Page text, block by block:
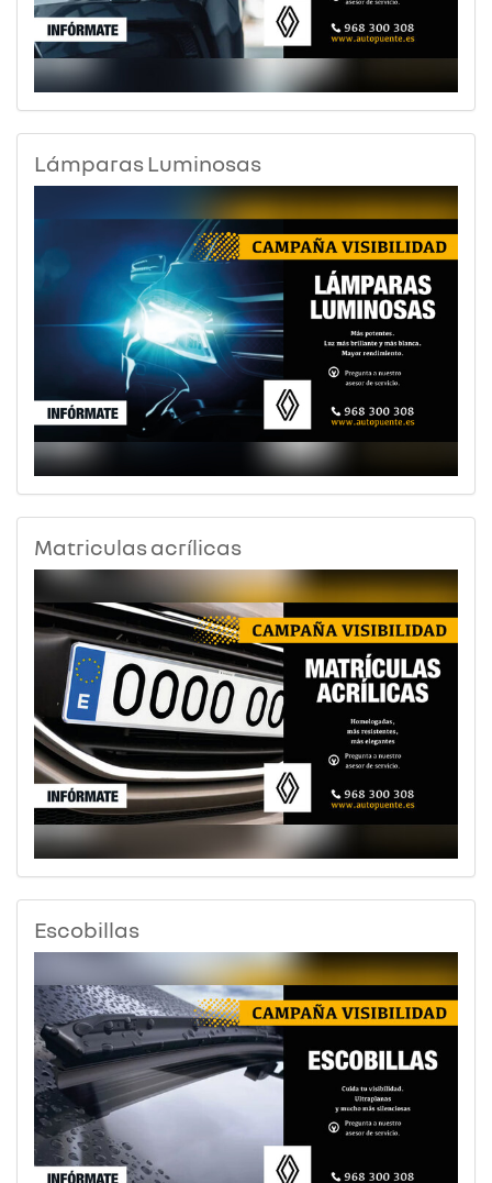
Lámparas Luminosas
Matriculas acrílicas
Escobillas